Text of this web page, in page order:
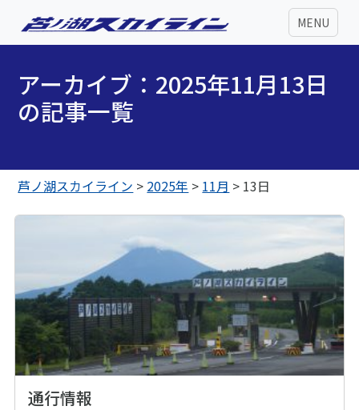
MENU
アーカイブ：2025年11月13日
の記事一覧
芦ノ湖スカイライン > 2025年 > 11月 > 13日
通行情報